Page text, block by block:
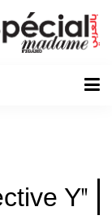
"Collective Y"